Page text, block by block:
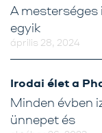
április 28, 2024
A mesterséges
egyik
Irodai élet a
Minden évben
ünnepet és